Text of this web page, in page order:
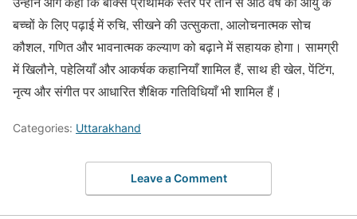
बच्चों के लिए पढ़ाई में रुचि, सीखने की उत्सुकता, आलोचनात्मक सोच
कौशल, गणित और भावनात्मक कल्याण को बढ़ाने में सहायक होगा। सामग्री
में खिलौने, पहेलियाँ और आकर्षक कहानियाँ शामिल हैं, साथ ही खेल, पेंटिंग,
नृत्य और संगीत पर आधारित शैक्षिक गतिविधियाँ भी शामिल हैं।
Categories: Uttarakhand
Leave a Comment